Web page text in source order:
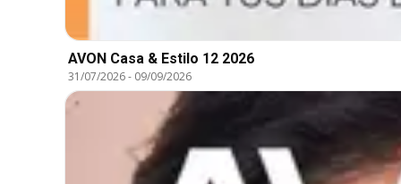
AVON Casa & Estilo 12 2026
31/07/2026- 09/09/2026